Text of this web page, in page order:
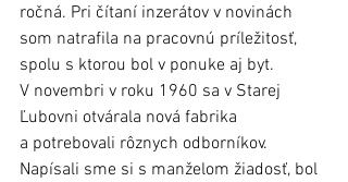
ročná. Pri čítaní inzerátov v novinách
som natrafila na pracovnú príležitosť,
spolu s ktorou bol v ponuke aj byt.
V novembri v roku 1960 sa v Starej
Ľubovni otvárala nová fabrika
a potrebovali rôznych odborníkov.
Napísali sme si s manželom žiadosť, bol